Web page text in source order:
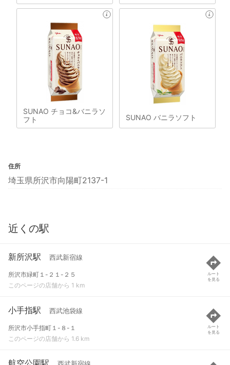
SUNAO チョコ&バニラソ
フト
SUNAO バニラソフト
住所
埼玉県所沢市向陽町2137-1
近くの駅
新所沢駅 西武新宿線
所沢市緑町１-２１-２５
このページの店舗から 1 km
ルート
を見る
小手指駅 西武池袋線
所沢市小手指町１-８-１
このページの店舗から 1.6 km
ルート
を見る
航空公園駅